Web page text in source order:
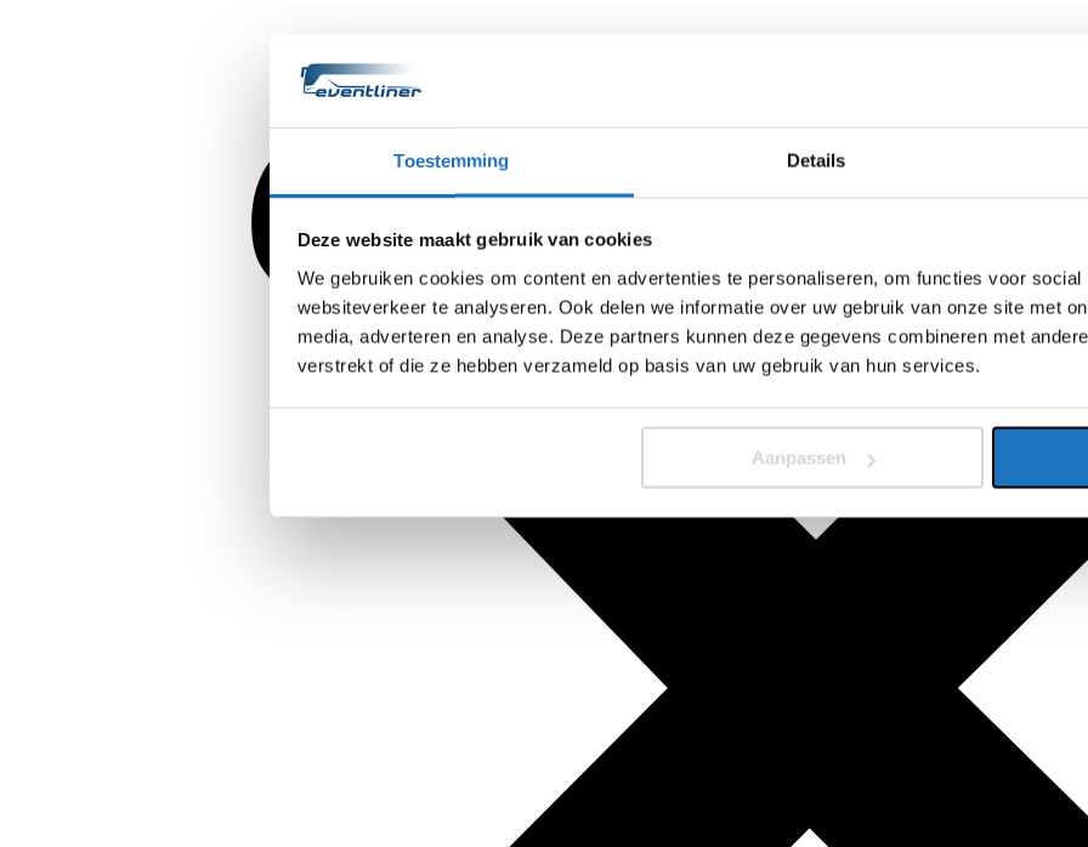
Toestemming Details
Deze website maakt gebruik van cookies
We gebruiken cookies om content en advertenties te personaliseren, om functies voor
websiteverkeer te analyseren. Ook delen we informatie over uw gebruik van onze site met
media, adverteren en analyse. Deze partners kunnen deze gegevens combineren met
verstrekt of die ze hebben verzameld op basis van uw gebruik van hun services.
Aanpassen